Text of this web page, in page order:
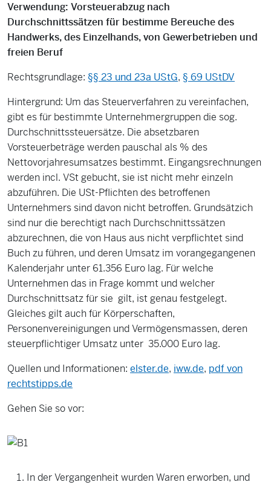
Verwendung: Vorsteuerabzug nach
Durchschnittssätzen für bestimme Bereuche des
Handwerks, des Einzelhands, von Gewerbetrieben und
freien Beruf
Rechtsgrundlage: §§ 23 und 23a UStG, § 69 UStDV
Hintergrund: Um das Steuerverfahren zu vereinfachen,
gibt es für bestimmte Unternehmergruppen die sog.
Durchschnittssteuersätze. Die absetzbaren
Vorsteuerbeträge werden pauschal als % des
Nettovorjahresumsatzes bestimmt. Eingangsrechnungen
werden incl. VSt gebucht, sie ist nicht mehr einzeln
abzuführen. Die USt-Pflichten des betroffenen
Unternehmers sind davon nicht betroffen. Grundsätzich
sind nur die berechtigt nach Durchschnittssätzen
abzurechnen, die von Haus aus nicht verpflichtet sind
Buch zu führen, und deren Umsatz im vorangegangenen
Kalenderjahr unter 61.356 Euro lag. Für welche
Unternehmen das in Frage kommt und welcher
Durchschnittsatz für sie gilt, ist genau festgelegt.
Gleiches gilt auch für Körperschaften,
Personenvereinigungen und Vermögensmassen, deren
steuerpflichtiger Umsatz unter 35.000 Euro lag.
Quellen und Informationen: elster.de, iww.de, pdf von
rechtstipps.de
Gehen Sie so vor:
In der Vergangenheit wurden Waren erworben, und